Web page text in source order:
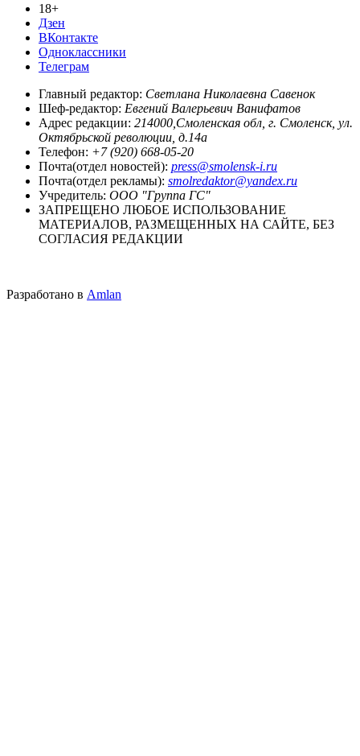
18+
Дзен
ВКонтакте
Одноклассники
Телеграм
Главный редактор: Светлана Николаевна Савенок
Шеф-редактор: Евгений Валерьевич Ванифатов
Адрес редакции: 214000,Смоленская обл, г. Смоленск, ул.
Октябрьской революции, д.14а
Телефон: +7 (920) 668-05-20
Почта(отдел новостей): press@smolensk-i.ru
Почта(отдел рекламы): smolredaktor@yandex.ru
Учредитель: ООО "Группа ГС"
ЗАПРЕЩЕНО ЛЮБОЕ ИСПОЛЬЗОВАНИЕ
МАТЕРИАЛОВ, РАЗМЕЩЕННЫХ НА САЙТЕ, БЕЗ
СОГЛАСИЯ РЕДАКЦИИ
Разработано в Amlan